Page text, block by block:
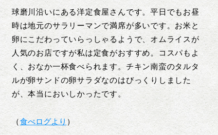
球磨川沿いにある洋定食屋さんです。平日でもお昼
時は地元のサラリーマンで満席が多いです。お米と
卵にこだわっていらっしゃるようで、オムライスが
人気のお店ですが私は定食がおすすめ。コスパもよ
く、おなか一杯食べられます。チキン南蛮のタルタ
ルが卵サンドの卵サラダなのはびっくりしました
が、本当においしかったです。
（食べログより ）